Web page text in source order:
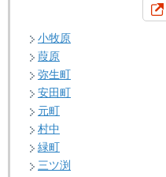
小牧原
葭原
弥生町
安田町
元町
村中
緑町
三ツ渕